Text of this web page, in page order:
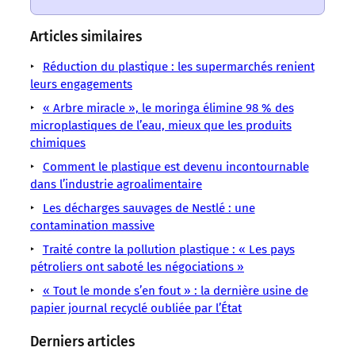
sens
/
LMOUS
–
CNRS
Environnement
Inrae
un
sens
LMOUS
–
Plastiques
Recyclage
août
2025,
un
sens
LMOUS
le
sommet
Genève
sur
pollution
plastique
LMOUS
encore
négocier
un
traité
LMOUS
international.
des
LMOUS
désaccords
sur
et
limites.
LMOUS
Une
question
d’une
Articles similaires
Réduction du plastique : les supermarchés renient
leurs engagements
« Arbre miracle », le moringa élimine 98 % des
microplastiques de l’eau, mieux que les produits
chimiques
Comment le plastique est devenu incontournable
dans l’industrie agroalimentaire
Les décharges sauvages de Nestlé : une
contamination massive
Traité contre la pollution plastique : « Les pays
pétroliers ont saboté les négociations »
« Tout le monde s’en fout » : la dernière usine de
papier journal recyclé oubliée par l’État
Derniers articles